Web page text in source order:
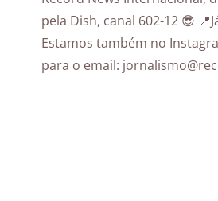
pela Dish, canal 602-12 😎
Estamos também no
para o email: